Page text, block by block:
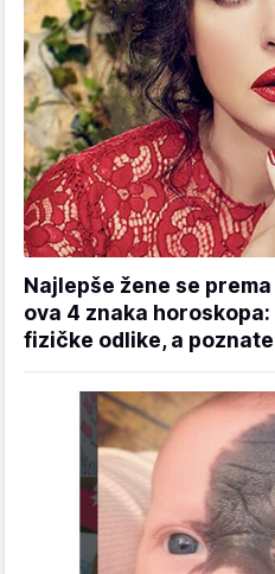
Najlepše žene se
ova 4 znaka
fizičke odlike, a